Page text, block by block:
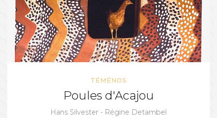
TÉMÉNOS
Poules d'Acajou
Hans Silvester - Régine Detambel